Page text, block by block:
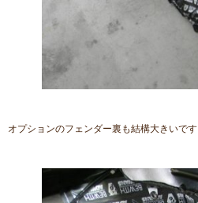
オプションのフェンダー裏も結構大きいです